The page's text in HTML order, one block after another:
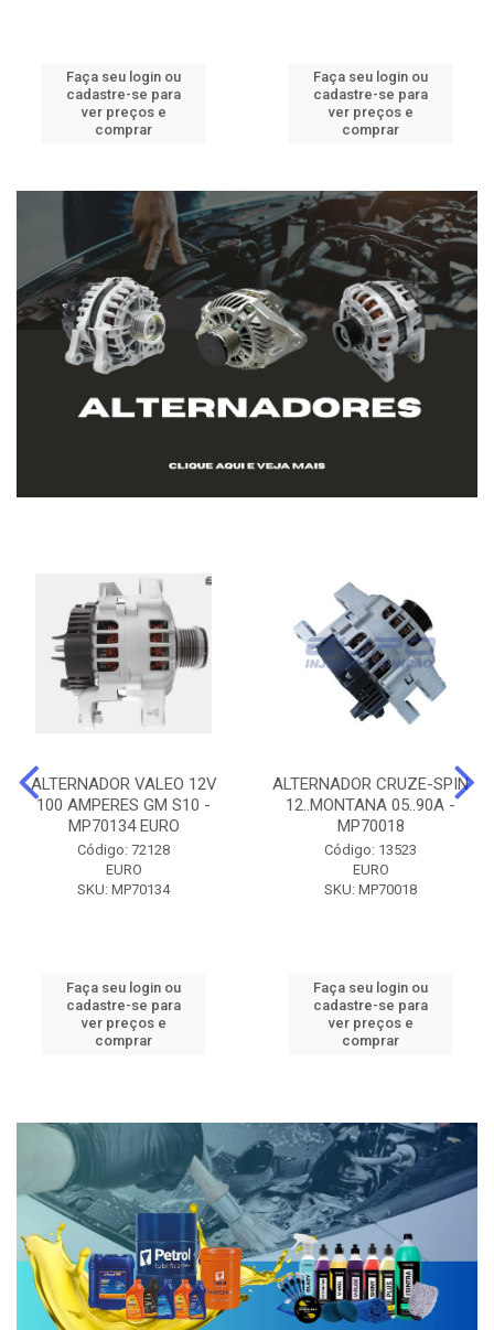
Faça seu login ou
cadastre-se para
ver preços e
comprar
Faça seu login ou
cadastre-se para
ver preços e
comprar
ALTERNADOR VALEO 12V
100 AMPERES GM S10 -
MP70134 EURO
Código: 72128
EURO
SKU: MP70134
Faça seu login ou
cadastre-se para
ver preços e
comprar
ALTERNADOR CRUZE-SPIN
12..MONTANA 05..90A -
MP70018
Código: 13523
EURO
SKU: MP70018
Faça seu login ou
cadastre-se para
ver preços e
comprar